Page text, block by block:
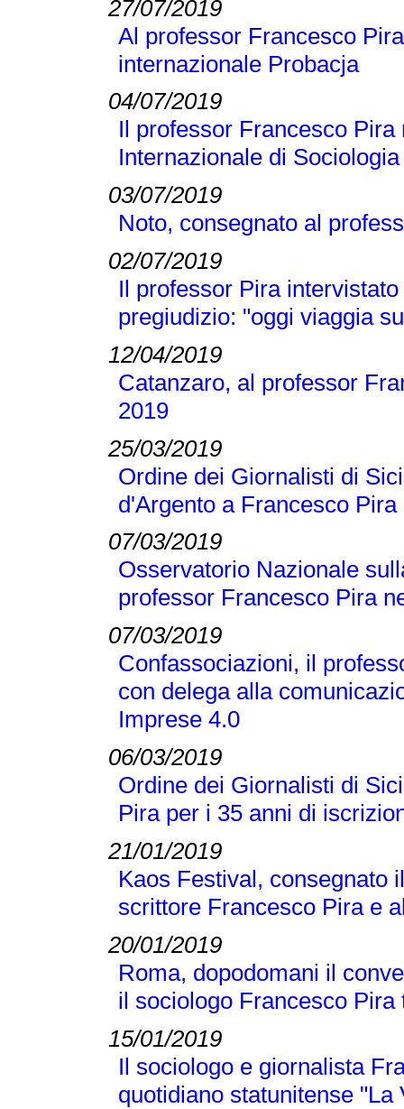
27/07/2019
Al professor Francesco
internazionale Probacja
04/07/2019
Il professor Francesco
Internazionale di
03/07/2019
Noto, consegnato al
02/07/2019
Il professor Pira
pregiudizio: "oggi viaggia
12/04/2019
Catanzaro, al professor
2019
25/03/2019
Ordine dei Giornalisti di
d'Argento a Francesco Pira
07/03/2019
Osservatorio Nazionale
professor Francesco Pira
07/03/2019
Confassociazioni, il
con delega alla
Imprese 4.0
06/03/2019
Ordine dei Giornalisti di
Pira per i 35 anni di
21/01/2019
Kaos Festival, consegnato
scrittore Francesco Pira e
20/01/2019
Roma, dopodomani il
il sociologo Francesco Pira
15/01/2019
Il sociologo e giornalista
quotidiano statunitense "La